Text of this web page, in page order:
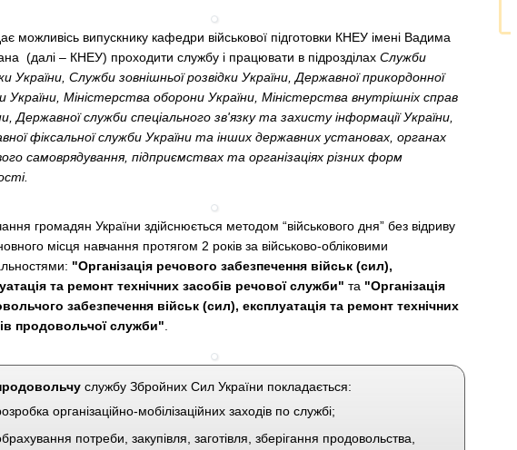
можливісь випускнику кафедри військової підготовки КНЕУ імені Вадима
(далі – КНЕУ) проходити службу і працювати в підрозділах Служби
України, Служби зовнішньої розвідки України, Державної прикордонної
України, Міністерства оборони України, Міністерства внутрішніх справ
Державної служби спеціального зв'язку та захисту інформації України,
фіксальної служби України та інших державних установах, органах
самоврядування, підприємствах та організаціях різних форм
громадян України здійснюється методом “військового дня” без відриву
місця навчання протягом 2 років за військово-обліковими
"Організація речового забезпечення військ (сил),
та ремонт технічних засобів речової служби" та "Організація
забезпечення військ (сил), експлуатація та ремонт технічних
продовольчої служби"
службу Збройних Сил України покладається:
організаційно-мобілізаційних заходів по службі;
потреби, закупівля, заготівля, зберігання продовольства,